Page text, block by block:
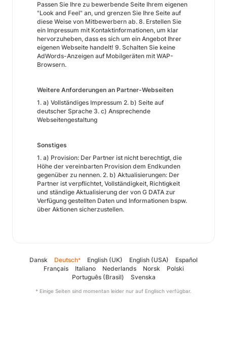
Passen Sie Ihre zu bewerbende Seite Ihrem eigenen
"Look and Feel" an, und grenzen Sie Ihre Seite auf
diese Weise von Mitbewerbern ab. 8. Erstellen Sie
ein Impressum mit Kontaktinformationen, um klar
hervorzuheben, dass es sich um ein Angebot Ihrer
eigenen Webseite handelt! 9. Schalten Sie keine
AdWords-Anzeigen auf Mobilgeräten mit WAP-
Browsern.
Weitere Anforderungen an Partner-Webseiten
1. a) Vollständiges Impressum 2. b) Seite auf
deutscher Sprache 3. c) Ansprechende
Webseitengestaltung
Sonstiges
1. a) Provision: Der Partner ist nicht berechtigt, die
Höhe der vereinbarten Provision dem Endkunden
gegenüber zu nennen. 2. b) Aktualisierungen: Der
Partner ist verpflichtet, Vollständigkeit, Richtigkeit
und ständige Aktualisierung der von G DATA zur
Verfügung gestellten Daten und Informationen bspw.
über Aktionen sicherzustellen.
Dansk Deutsch* English (UK) English (USA)
Español
Français
Italiano Nederlands Norsk
Polski
Português (Brasil)
Svenska
* Einige Seiten sind momentan leider nur auf Englisch verfügbar.